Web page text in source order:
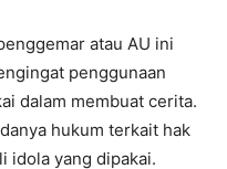
atau AU ini
penggunaan
dalam membuat cerita.
hukum terkait hak
idola yang dipakai.